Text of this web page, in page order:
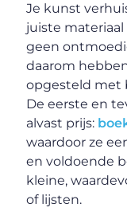
Je kunst
juiste
geen
daarom
opgesteld met
De eerste en
alvast prijs:
waardoor ze
en voldoende
kleine,
of lijsten.